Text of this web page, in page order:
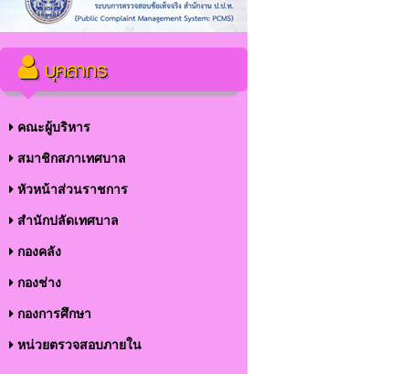
บุคลากร
คณะผู้บริหาร
สมาชิกสภาเทศบาล
หัวหน้าส่วนราชการ
สำนักปลัดเทศบาล
กองคลัง
กองช่าง
กองการศึกษา
หน่วยตรวจสอบภายใน